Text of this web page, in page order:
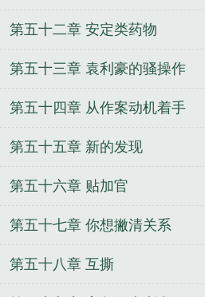
第五十二章 安定类药物
第五十三章 袁利豪的骚操作
第五十四章 从作案动机着手
第五十五章 新的发现
第五十六章 贴加官
第五十七章 你想撇清关系
第五十八章 互撕